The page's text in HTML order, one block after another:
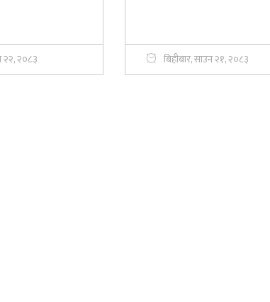
२२, २०८३ बिहीबार, साउन २१, २०८३